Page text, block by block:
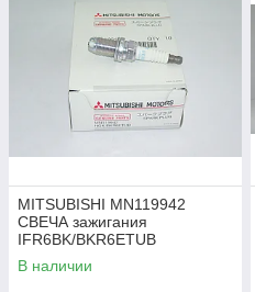
MITSUBISHI MN119942
СВЕЧА зажигания
IFR6BK/BKR6ETUB
В наличии